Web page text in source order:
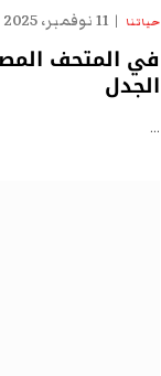
حياتنا 11 نوفمبر، 2025
في المتحف
الجدل
…